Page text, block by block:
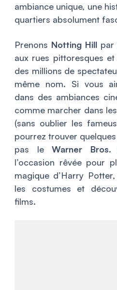
ambiance unique, une
quartiers absolument
Prenons Notting Hillpar
aux rues pittoresques
des millions de
même nom. Si vous
dans des ambiances
comme marcher dans
(sans oublier les
pourrez trouver
pas le Warner Bros.
l’occasion rêvée pour
magique d’Harry
les costumes et
films.